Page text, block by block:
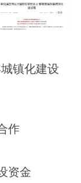
镇化建设
作
资金